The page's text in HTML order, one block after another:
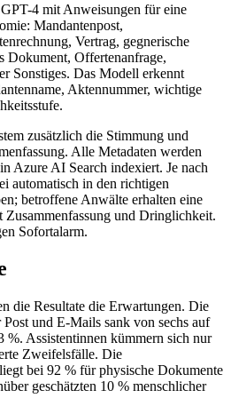
4 mit Anweisungen für eine
Mandantenpost,
Vertrag, gegnerische
Dokument, Offertenanfrage,
Sonstiges. Das Modell erkennt
Aktennummer, wichtige
zusätzlich die Stimmung und
Alle Metadaten werden
Azure AI Search indexiert. Je nach
automatisch in den richtigen
betroffene Anwälte erhalten eine
Zusammenfassung und Dringlichkeit.
Sofortalarm.
die Resultate die Erwartungen. Die
und E-Mails sank von sechs auf
%. Assistentinnen kümmern sich nur
Zweifelsfälle. Die
bei 92 % für physische Dokumente
geschätzten 10 % menschlicher